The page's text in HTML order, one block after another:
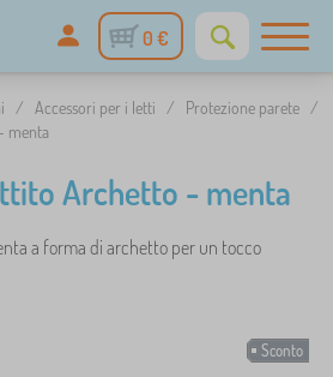
0 €
/ Accessori per i letti / Protezione parete /
menta
Archetto - menta
a forma di archetto per un tocco
Sconto